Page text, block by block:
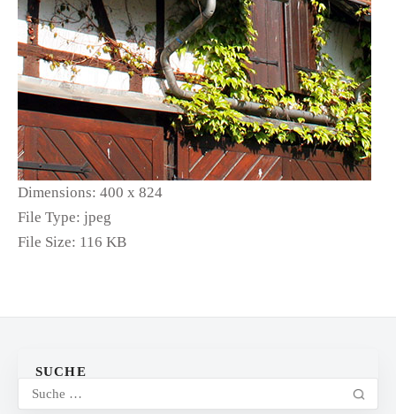
Dimensions: 400 x 824
File Type: jpeg
File Size: 116 KB
SUCHE